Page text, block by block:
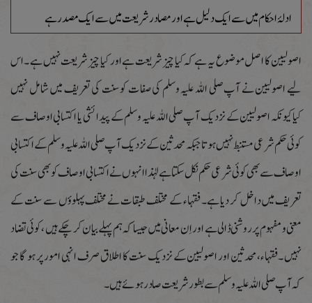
ادلۂ احکام میں سے ایک دلیل ہے اور مصادر شریعت میں سے ایک مصدر ہے
اصولیین کا اصل موضوع یہ ہے کہ کیا چیز شریعت ہے اور کیا چیز شریعت نہیں ہے ۔اس
لیے اصولیین نے آپ صلی اللہ علیہ وسلم کی صفات کوسنت کی تعریف میں شامل نہیں
کیاکیونکہ اصولیین کے نزدیک آپ صلی اللہ علیہ وسلم کے پیدائشی یا اکتسابی اوصاف سے
کوئی حکم شرعی مستنبط نہیں ہوتاجبکہ محدثین کے نزدیک آپ صلی اللہ علیہ وسلم کے اکتسابی
اوصاف سے بھی کوئی شرعی حکم نکل سکتا ہے لہٰذا انہوں نے اکتسابی اوصاف کو بھی سنت کی
تعریف میں داخل کر دیا ہے۔ فقہاء کے مختلف طبقات نے مختلف پہلوؤں سے سنت کے
معنی و مفہوم پر روشنی ڈالی ہے اور اِن معانی میں جیسا کہ ہم پہلے بیان کر چکے ہیں ،کوئی تضاد
نہیں ۔فقہاء،محدثین اور اصولیین کے نزدیک سنت کا اطلاق صرف انہی امور پر ہو گا جو
کہ آپ صلی اللہ علیہ وسلم سے بطور شریعت صادر ہوئے ہیں۔